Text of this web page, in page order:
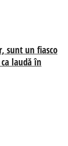
sunt un fiasco
laudă în